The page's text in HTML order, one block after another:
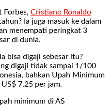
Forbes, Cristiano Ronaldo
Ia juga masuk ke dalam
menempati peringkat 3
di dunia.
bisa digaji sebesar itu?
digaji tidak sampai 1/100
bahkan Upah Minimum
7,25 per jam.
minimum di AS